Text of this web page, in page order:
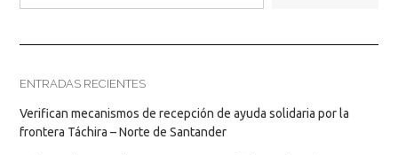
ENTRADAS RECIENTES
Verifican mecanismos de recepción de ayuda solidaria por la
frontera Táchira – Norte de Santander